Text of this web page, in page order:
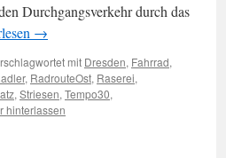
Durchgangsverkehr durch das
→
mit Dresden, Fahrrad,
, RadrouteOst, Raserei,
, Striesen, Tempo30,
hinterlassen